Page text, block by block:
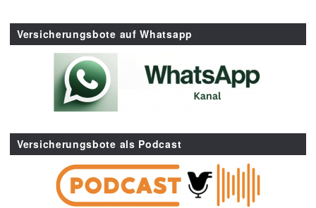
Versicherungsbote auf Whatsapp
Versicherungsbote als Podcast